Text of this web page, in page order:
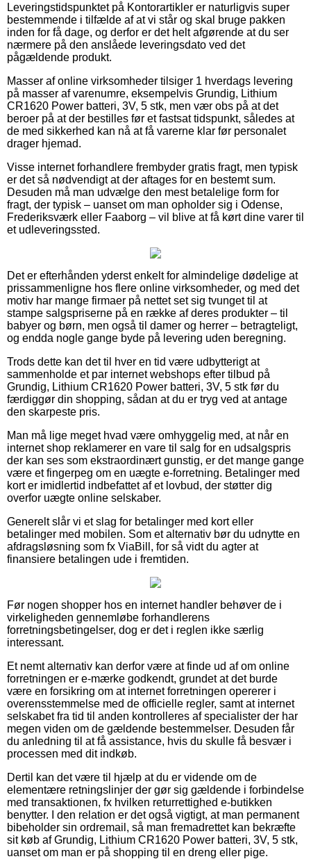
Leveringstidspunktet på Kontorartikler er naturligvis super
bestemmende i tilfælde af at vi står og skal bruge pakken
inden for få dage, og derfor er det helt afgørende at du ser
nærmere på den anslåede leveringsdato ved det
pågældende produkt.
Masser af online virksomheder tilsiger 1 hverdags levering
på masser af varenumre, eksempelvis Grundig, Lithium
CR1620 Power batteri, 3V, 5 stk, men vær obs på at det
beroer på at der bestilles før et fastsat tidspunkt, således at
de med sikkerhed kan nå at få varerne klar før personalet
drager hjemad.
Visse internet forhandlere frembyder gratis fragt, men typisk
er det så nødvendigt at der aftages for en bestemt sum.
Desuden må man udvælge den mest betalelige form for
fragt, der typisk – uanset om man opholder sig i Odense,
Frederiksværk eller Faaborg – vil blive at få kørt dine varer til
et udleveringssted.
Det er efterhånden yderst enkelt for almindelige dødelige at
prissammenligne hos flere online virksomheder, og med det
motiv har mange firmaer på nettet set sig tvunget til at
stampe salgspriserne på en række af deres produkter – til
babyer og børn, men også til damer og herrer – betragteligt,
og endda nogle gange byde på levering uden beregning.
Trods dette kan det til hver en tid være udbytterigt at
sammenholde et par internet webshops efter tilbud på
Grundig, Lithium CR1620 Power batteri, 3V, 5 stk før du
færdiggør din shopping, sådan at du er tryg ved at antage
den skarpeste pris.
Man må lige meget hvad være omhyggelig med, at når en
internet shop reklamerer en vare til salg for en udsalgspris
der kan ses som ekstraordinært gunstig, er det mange gange
være et fingerpeg om en uægte e-forretning. Betalinger med
kort er imidlertid indbefattet af et lovbud, der støtter dig
overfor uægte online selskaber.
Generelt slår vi et slag for betalinger med kort eller
betalinger med mobilen. Som et alternativ bør du udnytte en
afdragsløsning som fx ViaBill, for så vidt du agter at
finansiere betalingen ude i fremtiden.
Før nogen shopper hos en internet handler behøver de i
virkeligheden gennemløbe forhandlerens
forretningsbetingelser, dog er det i reglen ikke særlig
interessant.
Et nemt alternativ kan derfor være at finde ud af om online
forretningen er e-mærke godkendt, grundet at det burde
være en forsikring om at internet forretningen opererer i
overensstemmelse med de officielle regler, samt at internet
selskabet fra tid til anden kontrolleres af specialister der har
megen viden om de gældende bestemmelser. Desuden får
du anledning til at få assistance, hvis du skulle få besvær i
processen med dit indkøb.
Dertil kan det være til hjælp at du er vidende om de
elementære retningslinjer der gør sig gældende i forbindelse
med transaktionen, fx hvilken returrettighed e-butikken
benytter. I den relation er det også vigtigt, at man permanent
bibeholder sin ordremail, så man fremadrettet kan bekræfte
sit køb af Grundig, Lithium CR1620 Power batteri, 3V, 5 stk,
uanset om man er på shopping til en dreng eller pige.